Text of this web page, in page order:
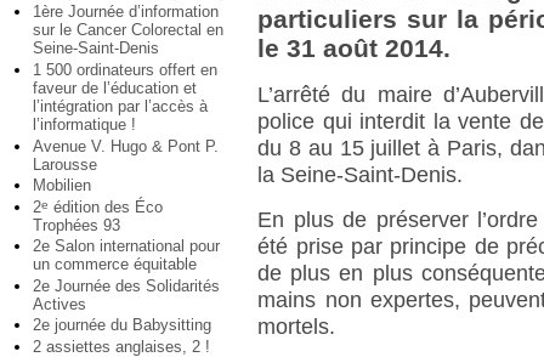
1ère Journée d’information
sur le Cancer Colorectal en
Seine-Saint-Denis
1 500 ordinateurs offert en
faveur de l’éducation et
l’intégration par l’accès à
l’informatique !
Avenue V. Hugo & Pont P.
Larousse
Mobilien
2e édition des Éco
Trophées 93
2e Salon international pour
un commerce équitable
2e Journée des Solidarités
Actives
2e journée du Babysitting
2 assiettes anglaises, 2 !
particuliers sur la
le 31 août 2014.
L’arrêté du maire
police qui interdit la vente
du 8 au 15 juillet à Paris,
la Seine-Saint-Denis.
En plus de préserver
été prise par principe de
de plus en plus
mains non expertes,
mortels.